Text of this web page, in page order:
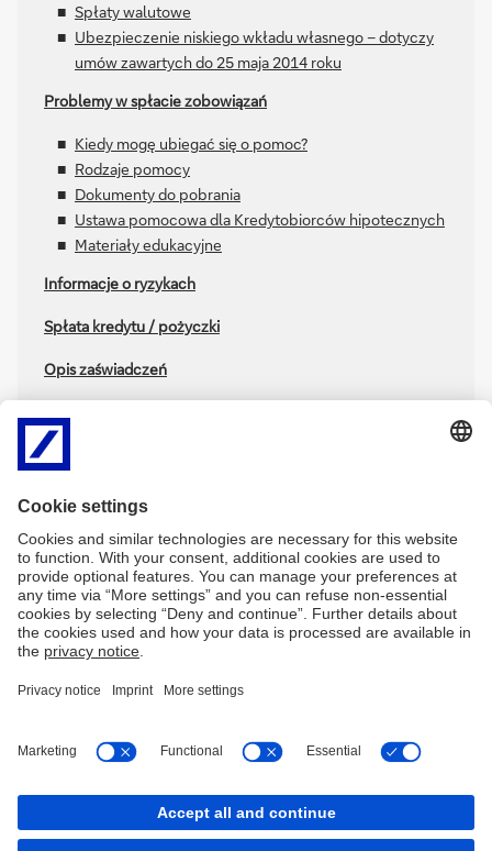
Spłaty walutowe
Ubezpieczenie niskiego wkładu własnego – dotyczy
umów zawartych do 25 maja 2014 roku
Problemy w spłacie zobowiązań
Kiedy mogę ubiegać się o pomoc?
Rodzaje pomocy
Dokumenty do pobrania
Ustawa pomocowa dla Kredytobiorców hipotecznych
Materiały edukacyjne
Informacje o ryzykach
Spłata kredytu / pożyczki
Opis zaświadczeń
konsolidacyjnych w CHF
Dokumenty dla Klientów indywidualnych
Archiwum
Imprint Nota prawna
Polityka plików
Mapa serwisu
Cookies